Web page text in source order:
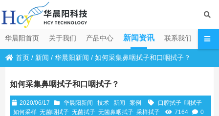
华晨阳首页 关于我们 产品中心 新闻资讯 联系我们
首页 / 新闻 /华晨阳新闻 /如何采集鼻咽拭子和口咽拭子？
如何采集鼻咽拭子和口咽拭子？
2020/06/17 华晨阳新闻 技术 新闻 案例 口腔拭子 咽拭子
如何采样 无菌咽拭子 无菌拭子 无菌鼻咽拭子 采样拭子 7164 0